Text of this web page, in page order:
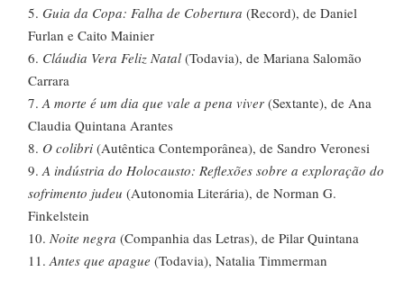
Guia da Copa: Falha de Cobertura (Record), de Daniel
Furlan e Caito Mainier
Cláudia Vera Feliz Natal (Todavia), de Mariana Salomão
Carrara
A morte é um dia que vale a pena viver (Sextante), de Ana
Claudia Quintana Arantes
O colibri (Autêntica Contemporânea), de Sandro Veronesi
A indústria do Holocausto: Reflexões sobre a exploração do
sofrimento judeu (Autonomia Literária), de Norman G.
Finkelstein
Noite negra (Companhia das Letras), de Pilar Quintana
Antes que apague (Todavia), Natalia Timmerman